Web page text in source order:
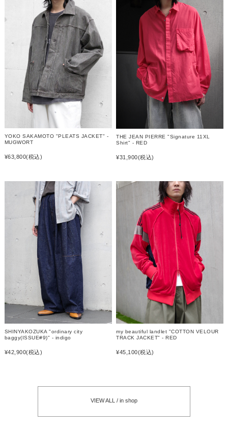
YOKO SAKAMOTO "PLEATS JACKET" -
MUGWORT
¥63,800(税込)
THE JEAN PIERRE "Signature 11XL
Shirt" - RED
¥31,900(税込)
SHINYAKOZUKA "ordinary city
baggy(ISSUE#9)" - indigo
¥42,900(税込)
my beautiful landlet "COTTON VELOUR
TRACK JACKET" - RED
¥45,100(税込)
VIEW ALL / in shop